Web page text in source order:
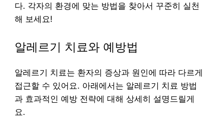
다. 각자의 환경에 맞는 방법을 찾아서 꾸준히 실천
해 보세요!
알레르기 치료와 예방법
알레르기 치료는 환자의 증상과 원인에 따라 다르게
접근할 수 있어요. 아래에서는 알레르기 치료 방법
과 효과적인 예방 전략에 대해 상세히 설명드릴게
요.